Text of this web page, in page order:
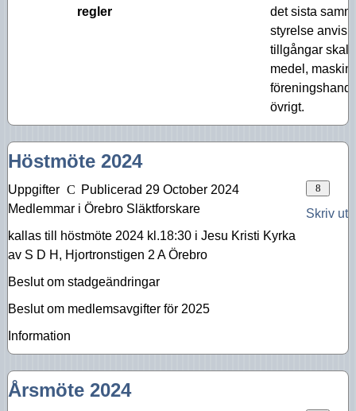
regler
det sista
styrelse
tillgångar skall
medel,
övrigt.
Höstmöte 2024
Skriv ut
Uppgifter
Publicerad 29 October 2024
Medlemmar i Örebro Släktforskare
kallas till höstmöte 2024 kl.18:30 i Jesu Kristi Kyrka
av S D H, Hjortronstigen 2 A Örebro
Beslut om stadgeändringar
Beslut om medlemsavgifter för 2025
Information
Årsmöte 2024